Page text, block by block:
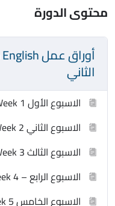
محتوى الدورة
الثاني
الاسبوع الأول Week 1
الاسبوع الثاني Week 2
الاسبوع الثالث Week 3
الاسبوع الرابع – Week 4
الاسبوع الخامس Week 5